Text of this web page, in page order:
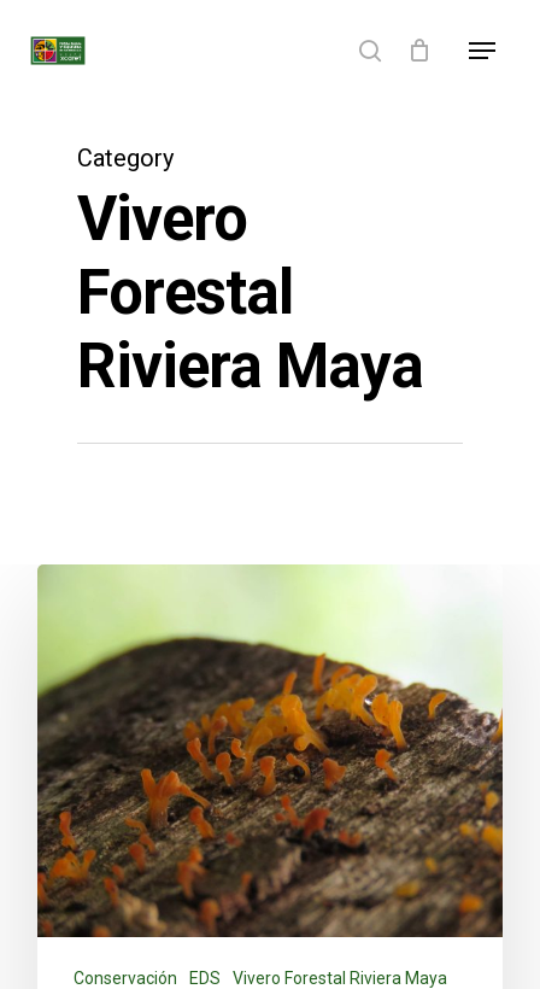
Menu
Category
Vivero
Forestal
Riviera Maya
Conservación EDS Vivero Forestal Riviera Maya